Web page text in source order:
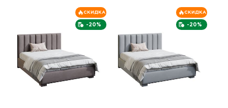
-20%
СКИДКА
-20%
СКИДКА